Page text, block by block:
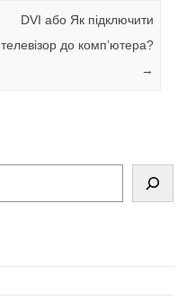
DVI або Як підключити
телевізор до комп’ютера?
→